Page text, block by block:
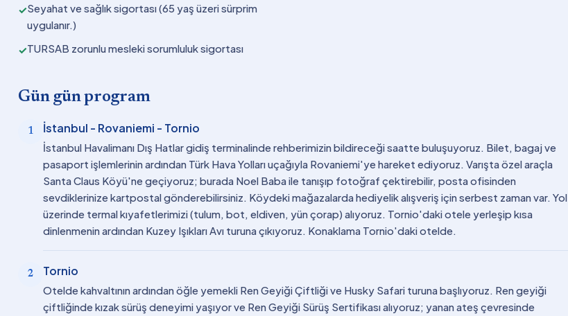
✓Seyahat ve sağlık sigortası (65 yaş üzeri sürprim
uygulanır.)
✓TURSAB zorunlu mesleki sorumluluk sigortası
Gün gün program
1 İstanbul - Rovaniemi - Tornio
İstanbul Havalimanı Dış Hatlar gidiş terminalinde rehberimizin bildireceği saatte buluşuyoruz. Bilet, bagaj ve
pasaport işlemlerinin ardından Türk Hava Yolları uçağıyla Rovaniemi'ye hareket ediyoruz. Varışta özel araçla
Santa Claus Köyü'ne geçiyoruz; burada Noel Baba ile tanışıp fotoğraf çektirebilir, posta ofisinden
sevdiklerinize kartpostal gönderebilirsiniz. Köydeki mağazalarda hediyelik alışveriş için serbest zaman var. Yol
üzerinde termal kıyafetlerimizi (tulum, bot, eldiven, yün çorap) alıyoruz. Tornio'daki otele yerleşip kısa
dinlenmenin ardından Kuzey Işıkları Avı turuna çıkıyoruz. Konaklama Tornio'daki otelde.
2 Tornio
Otelde kahvaltının ardından öğle yemekli Ren Geyiği Çiftliği ve Husky Safari turuna başlıyoruz. Ren geyiği
çiftliğinde kızak sürüş deneyimi yaşıyor ve Ren Geyiği Sürüş Sertifikası alıyoruz; yanan ateş çevresinde